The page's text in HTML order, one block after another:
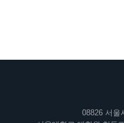
08826 서울